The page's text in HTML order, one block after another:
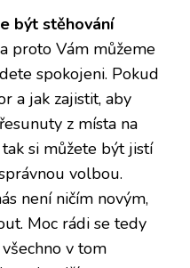
být stěhování
proto Vám můžeme
spokojeni. Pokud
a jak zajistit, aby
z místa na
si můžete být jistí
volbou.
není ničím novým,
Moc rádi se tedy
v tom